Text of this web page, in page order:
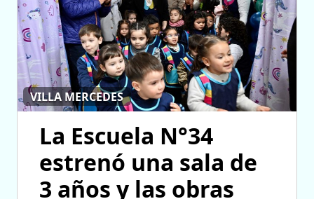
VILLA MERCEDES
La Escuela N°34
estrenó una sala de
3 años y las obras